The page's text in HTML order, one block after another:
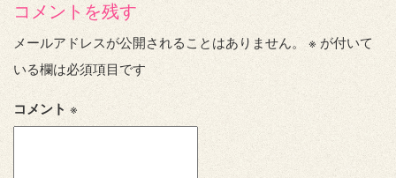
コメントを残す
メールアドレスが公開されることはありません。 ※ が付いて
いる欄は必須項目です
コメント※